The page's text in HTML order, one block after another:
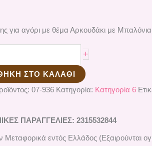
για αγόρι με θέμα Αρκουδάκι με
+
ΣΤΟ ΚΑΛΆΘΙ
07-936 Κατηγορία: Κατηγορία 6
ΠΑΡΑΓΓΕΛΙΕΣ: 2315532844
εντός Ελλάδος (Εξαιρούνται